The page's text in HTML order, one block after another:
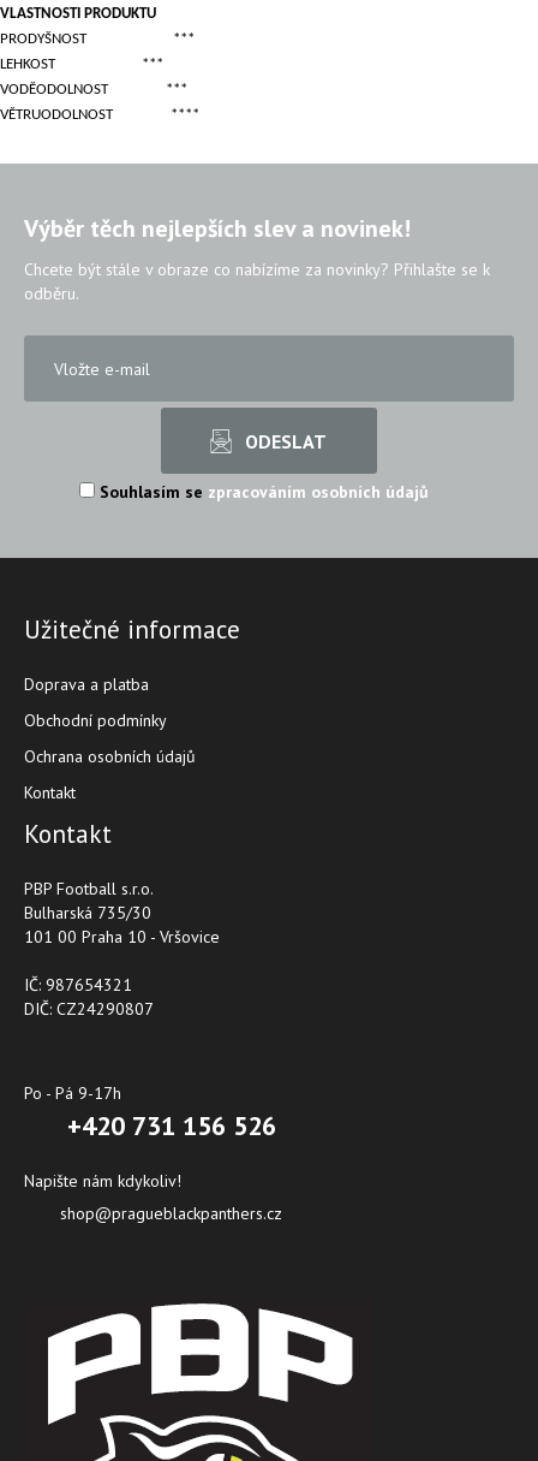
VLASTNOSTI PRODUKTU
PRODYŠNOST
***
LEHKOST
***
VODĚODOLNOST
***
VĚTRUODOLNOST
****
Výběr těch nejlepších slev a novinek!
Chcete být stále v obraze co nabízíme za novinky? Přihlašte se k
odběru.
Souhlasím se zpracováním osobních údajů
Užitečné informace
Doprava a platba
Obchodní podmínky
Ochrana osobních údajů
Kontakt
Kontakt
PBP Football s.r.o.
Bulharská 735/30
101 00 Praha 10 - Vršovice
IČ: 987654321
DIČ: CZ24290807
Po - Pá 9-17h
+420 731 156 526
Napište nám kdykoliv!
shop@pragueblackpanthers.cz